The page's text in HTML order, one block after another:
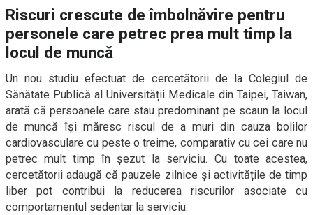
Riscuri crescute de îmbolnăvire pentru
personele care petrec prea mult timp la
locul de muncă
Un nou studiu efectuat de cercetătorii de la Colegiul de
Sănătate Publică al Universității Medicale din Taipei, Taiwan,
arată că persoanele care stau predominant pe scaun la locul
de muncă își măresc riscul de a muri din cauza bolilor
cardiovasculare cu peste o treime, comparativ cu cei care nu
petrec mult timp în șezut la serviciu. Cu toate acestea,
cercetătorii adaugă că pauzele zilnice și activitățile de timp
liber pot contribui la reducerea riscurilor asociate cu
comportamentul sedentar la serviciu.